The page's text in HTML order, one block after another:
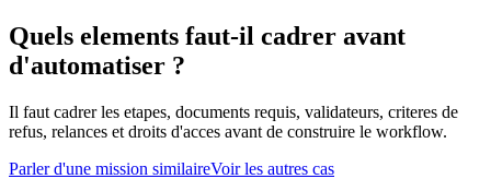
Quels elements faut-il cadrer avant
d'automatiser ?
Il faut cadrer les etapes, documents requis, validateurs, criteres de
refus, relances et droits d'acces avant de construire le workflow.
Parler d'une mission similaireVoir les autres cas